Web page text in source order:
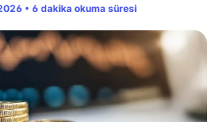
• 6 dakika okuma süresi